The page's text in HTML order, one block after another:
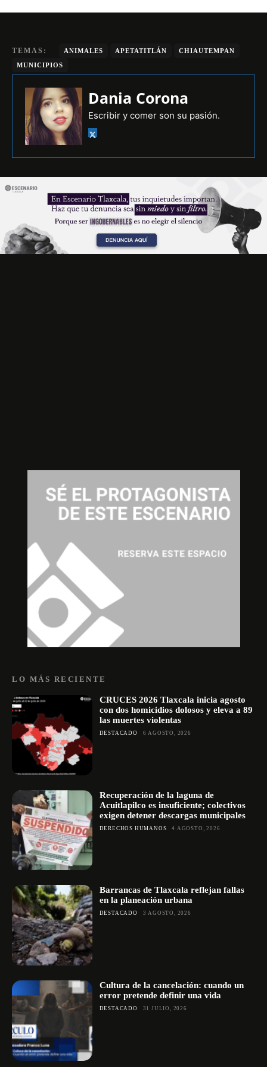
TEMAS: ANIMALES APETATITLÁN
CHIAUTEMPAN
MUNICIPIOS
Dania Corona
Escribir y comer son su pasión.
LO MÁS RECIENTE
CRUCES 2026 Tlaxcala inicia agosto
con dos homicidios dolosos y eleva a 89
las muertes violentas
DESTACADO 6 AGOSTO, 2026
Recuperación de la laguna de
Acuitlapilco es insuficiente; colectivos
exigen detener descargas municipales
DERECHOS HUMANOS 4 AGOSTO, 2026
Barrancas de Tlaxcala reflejan fallas
en la planeación urbana
DESTACADO 3 AGOSTO, 2026
Cultura de la cancelación: cuando un
error pretende definir una vida
DESTACADO 31 JULIO, 2026